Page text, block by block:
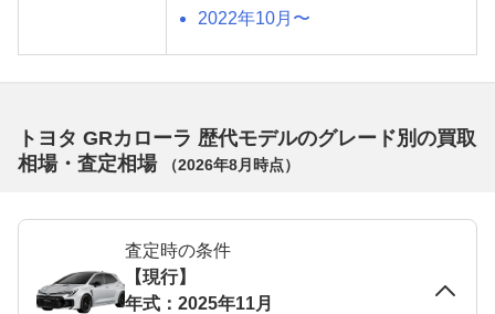
2022年10月〜
トヨタ GRカローラ 歴代モデルのグレード別の買取
相場・査定相場
（2026年8月 時点）
査定時の条件
【現行】
年式：2025年11月